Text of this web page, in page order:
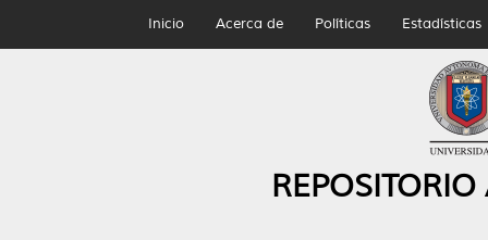
Inicio Acerca de Políticas Estadísticas